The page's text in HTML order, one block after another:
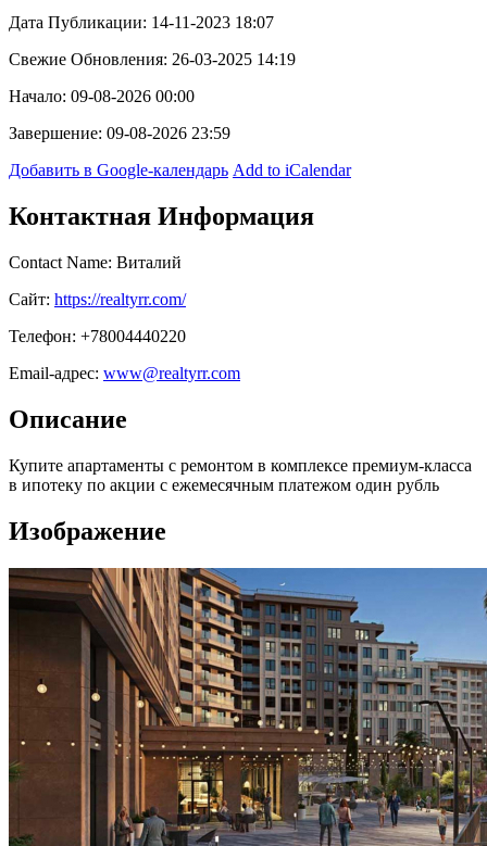
Дата Публикации: 14-11-2023 18:07
Свежие Обновления: 26-03-2025 14:19
Начало: 09-08-2026 00:00
Завершение: 09-08-2026 23:59
Добавить в Google-календарь Add to iCalendar
Контактная Информация
Contact Name: Виталий
Сайт: https://realtyrr.com/
Телефон: +78004440220
Email-адрес: www@realtyrr.com
Описание
Купите апартаменты с ремонтом в комплексе премиум-класса
в ипотеку по акции с ежемесячным платежом один рубль
Изображение